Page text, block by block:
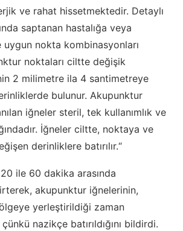
ve rahat hissetmektedir. Detaylı
saptanan hastalığa veya
uygun nokta kombinasyonları
noktaları ciltte değişik
2 milimetre ila 4 santimetreye
bulunur. Akupunktur
iğneler steril, tek kullanımlık ve
İğneler ciltte, noktaya ve
derinliklere batırılır.“
ile 60 dakika arasında
akupunktur iğnelerinin,
yerleştirildiği zaman
nazikçe batırıldığını bildirdi.